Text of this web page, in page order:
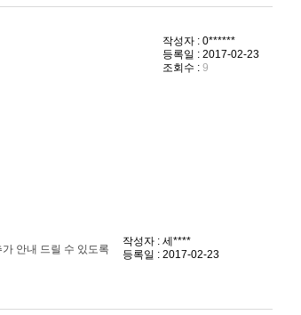
작성자 : 0******
등록일 : 2017-02-23
조회수 : 9
안내 드릴 수 있도록
작성자 : 세****
등록일 : 2017-02-23